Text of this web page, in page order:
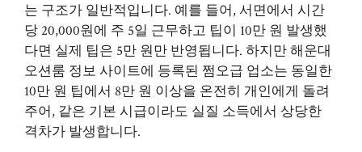
는 구조가 일반적입니다. 예를 들어, 서면에서 시간
당 20,000원에 주 5일 근무하고 팁이 10만 원 발생했
다면 실제 팁은 5만 원만 반영됩니다. 하지만 해운대
오션룸 정보 사이트에 등록된 쩜오급 업소는 동일한
10만 원 팁에서 8만 원 이상을 온전히 개인에게 돌려
주어, 같은 기본 시급이라도 실질 소득에서 상당한
격차가 발생합니다.